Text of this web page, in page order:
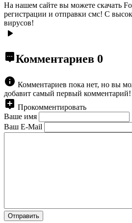
На нашем сайте вы можете скачать
регистрации и отправки смс! С
вирусов!
Комментариев 0
Комментариев пока нет, но вы
добавит самый первый комментарий!
Прокомментировать
Ваше имя
Ваш E-Mail
Отправить